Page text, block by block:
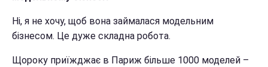
Ні, я не хочу, щоб вона займалася модельним
бізнесом. Це дуже складна робота.
Щороку приїжджає в Париж більше 1000 моделей –